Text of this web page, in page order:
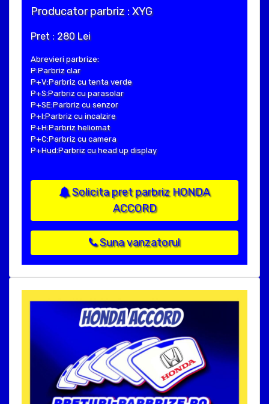
Producator parbriz : XYG
Pret : 280 Lei
Abrevieri parbrize:
P:Parbriz clar
P+V:Parbriz cu tenta verde
P+S:Parbriz cu parasolar
P+SE:Parbriz cu senzor
P+I:Parbriz cu incalzire
P+H:Parbriz heliomat
P+C:Parbriz cu camera
P+Hud:Parbriz cu head up display
Solicita pret parbriz HONDA
ACCORD
Suna vanzatorul